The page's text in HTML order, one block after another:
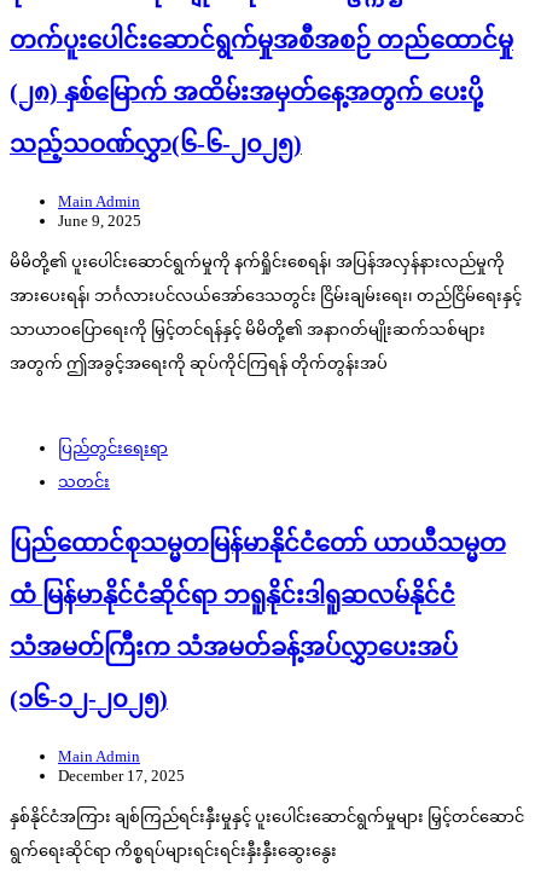
တက်ပူးပေါင်းဆောင်ရွက်မှုအစီအစဉ် တည်ထောင်မှု
(၂၈) နှစ်မြောက် အထိမ်းအမှတ်နေ့အတွက် ပေးပို့
သည့်သဝဏ်လွှာ(၆-၆-၂၀၂၅)
Main Admin
June 9, 2025
မိမိတို့၏ ပူးပေါင်းဆောင်ရွက်မှုကို နက်ရှိုင်းစေရန်၊ အပြန်အလှန်နားလည်မှုကို
အားပေးရန်၊ ဘင်္ဂလားပင်လယ်အော်ဒေသတွင်း ငြိမ်းချမ်းရေး၊ တည်ငြိမ်ရေးနှင့်
သာယာဝပြောရေးကို မြှင့်တင်ရန်နှင့် မိမိတို့၏ အနာဂတ်မျိုးဆက်သစ်များ
အတွက် ဤအခွင့်အရေးကို ဆုပ်ကိုင်ကြရန် တိုက်တွန်းအပ်
ပြည်တွင်းရေးရာ
သတင်း
ပြည်ထောင်စုသမ္မတမြန်မာနိုင်ငံတော် ယာယီသမ္မတ
ထံ မြန်မာနိုင်ငံဆိုင်ရာ ဘရူနိုင်းဒါရူဆလမ်နိုင်ငံ
သံအမတ်ကြီးက သံအမတ်ခန့်အပ်လွှာပေးအပ်
(၁၆-၁၂-၂၀၂၅)
Main Admin
December 17, 2025
နှစ်နိုင်ငံအကြား ချစ်ကြည်ရင်းနှီးမှုနှင့် ပူးပေါင်းဆောင်ရွက်မှုများ မြှင့်တင်ဆောင်
ရွက်ရေးဆိုင်ရာ ကိစ္စရပ်များရင်းရင်းနှီးနှီးဆွေးနွေး